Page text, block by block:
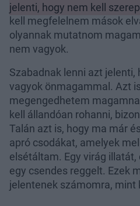
jelenti, hogy nem kell
kell megfelelnem mások
olyannak mutatnom
nem vagyok.
Szabadnak lenni azt jelenti,
vagyok önmagammal. Azt
megengedhetem
kell állandóan rohanni,
Talán azt is, hogy ma már
apró csodákat, amelyek
elsétáltam. Egy virág
egy csendes reggelt. Ezek
jelentenek számomra, mint